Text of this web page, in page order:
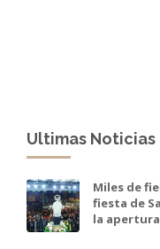
Ultimas Noticias
Miles de
fiesta de
la